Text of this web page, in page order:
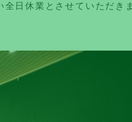
日休業とさせていただきま